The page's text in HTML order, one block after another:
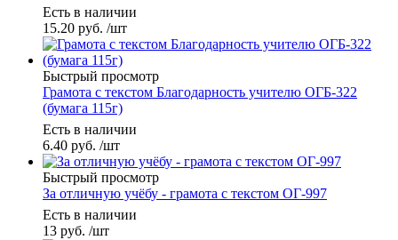
Есть в наличии
15.20 руб. /шт
Быстрый просмотр
Грамота с текстом Благодарность учителю ОГБ-322
(бумага 115г)
Есть в наличии
6.40 руб. /шт
Быстрый просмотр
За отличную учёбу - грамота с текстом ОГ-997
Есть в наличии
13 руб. /шт